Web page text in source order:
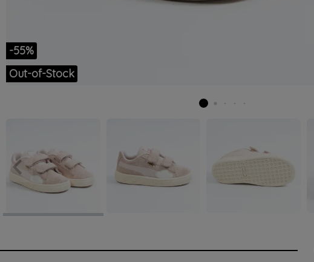
-55%
Out-of-Stock
Précédent
keyboard_arrow_left